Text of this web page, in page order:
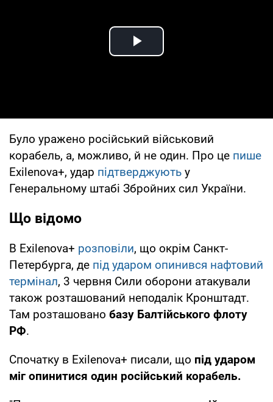
Play Video
Було уражено російський військовий
корабель, а, можливо, й не один. Про це пише
Exilenova+, удар підтверджують у
Генеральному штабі Збройних сил України.
Що відомо
В Exilenova+ розповіли, що окрім Санкт-
Петербурга, де під ударом опинився нафтовий
термінал, 3 червня Сили оборони атакували
також розташований неподалік Кронштадт.
Там розташовано базу Балтійського флоту
РФ.
Спочатку в Exilenova+ писали, що під ударом
міг опинитися один російський корабель.